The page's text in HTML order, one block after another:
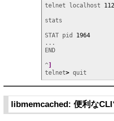
telnet localhost
stats
STAT pid 1964
...
END
^]
telnet> quit
libmemcached: 便利な